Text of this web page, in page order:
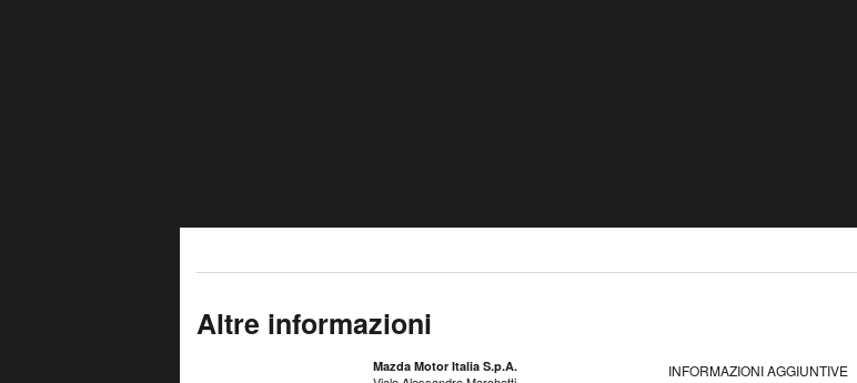
Altre informazioni
Mazda Motor Italia S.p.A. INFORMAZIONI AGGIUNTIVE